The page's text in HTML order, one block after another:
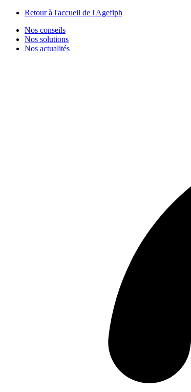
Retour à l'accueil de l'Agefiph
Nos conseils
Nos solutions
Nos actualités